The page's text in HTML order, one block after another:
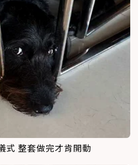
式 整套做完才肯開動